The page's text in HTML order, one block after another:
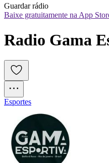
Guardar rádio
Baixe gratuitamente na App
Radio Gama
Esportes